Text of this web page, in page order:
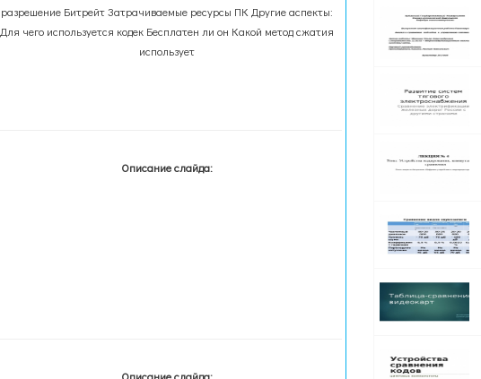
разрешение Битрейт Затрачиваемые ресурсы ПК Другие аспекты:
Для чего используется кодек Бесплатен ли он Какой метод сжатия
использует
Описание слайда: